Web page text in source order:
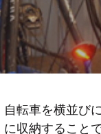
自転車を横並び
に収納すること